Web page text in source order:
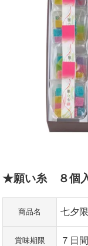
★願い糸 ８個
商品名 七夕
賞味期限 ７日